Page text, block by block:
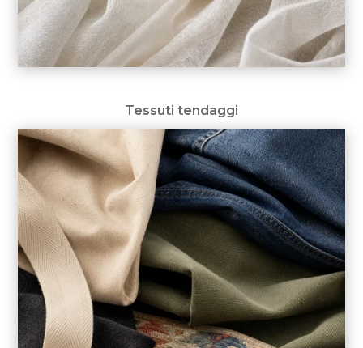
Tessuti tendaggi